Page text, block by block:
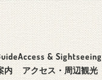
内
Access & Sightseeing
アクセス・周辺観光